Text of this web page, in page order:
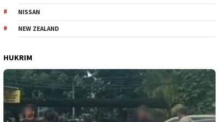
NISSAN
NEW ZEALAND
HUKRIM